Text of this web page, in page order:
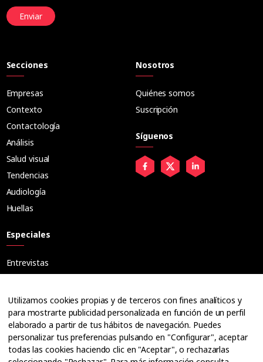
Enviar
Secciones
Empresas
Contexto
Contactología
Análisis
Salud visual
Tendencias
Audiología
Huellas
Especiales
Entrevistas
Ópticos
Cuadernos
Guías
Dossier
Nosotros
Quiénes somos
Suscripción
Síguenos
Utilizamos cookies propias y de terceros con fines analíticos y
para mostrarte publicidad personalizada en función de un perfil
elaborado a partir de tus hábitos de navegación. Puedes
personalizar tus preferencias pulsando en "Configurar", aceptar
todas las cookies haciendo clic en "Aceptar", o rechazarlas